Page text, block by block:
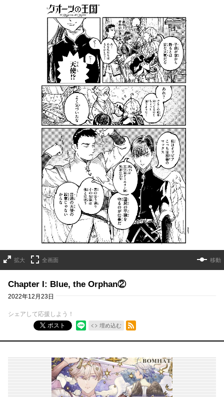
拡大 全画面 移動
Chapter I: Blue, the Orphan②
2022年12月23日
シェアして応援しよう！
ポスト
埋め込む
RSSフィード